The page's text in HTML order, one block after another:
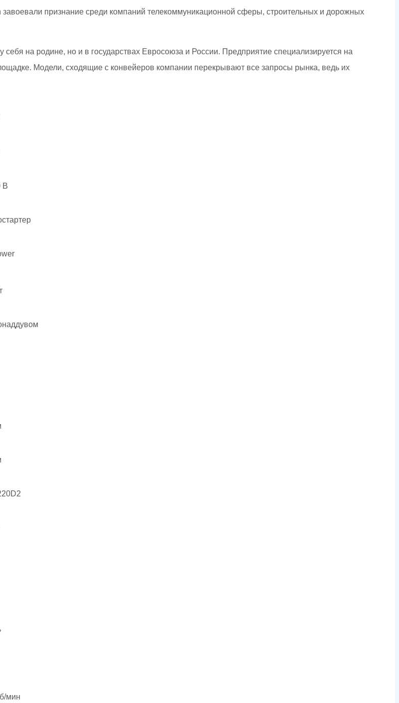
признание среди компаний телекоммуникационной сферы, строительных и дорожных
на родине, но и в государствах Евросоюза и России. Предприятие специализируется на
Модели, сходящие с конвейеров компании перекрывают все запросы рынка, ведь их
В
мин